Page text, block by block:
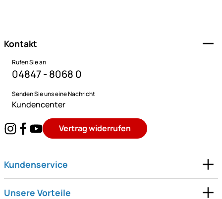
Kontakt
Rufen Sie an
04847 - 8068 0
Senden Sie uns eine Nachricht
Kundencenter
Vertrag widerrufen
Kundenservice
Unsere Vorteile